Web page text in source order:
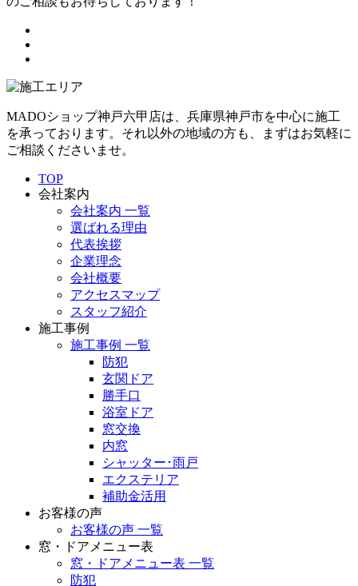
MADOショップ神戸六甲店は、兵庫県神戸市を中心に施工
を承っております。それ以外の地域の方も、まずはお気軽に
ご相談くださいませ。
TOP
会社案内
会社案内 一覧
選ばれる理由
代表挨拶
企業理念
会社概要
アクセスマップ
スタッフ紹介
施工事例
施工事例 一覧
防犯
玄関ドア
勝手口
浴室ドア
窓交換
内窓
シャッター･雨戸
エクステリア
補助金活用
お客様の声
お客様の声 一覧
窓・ドアメニュー表
窓・ドアメニュー表 一覧
防犯